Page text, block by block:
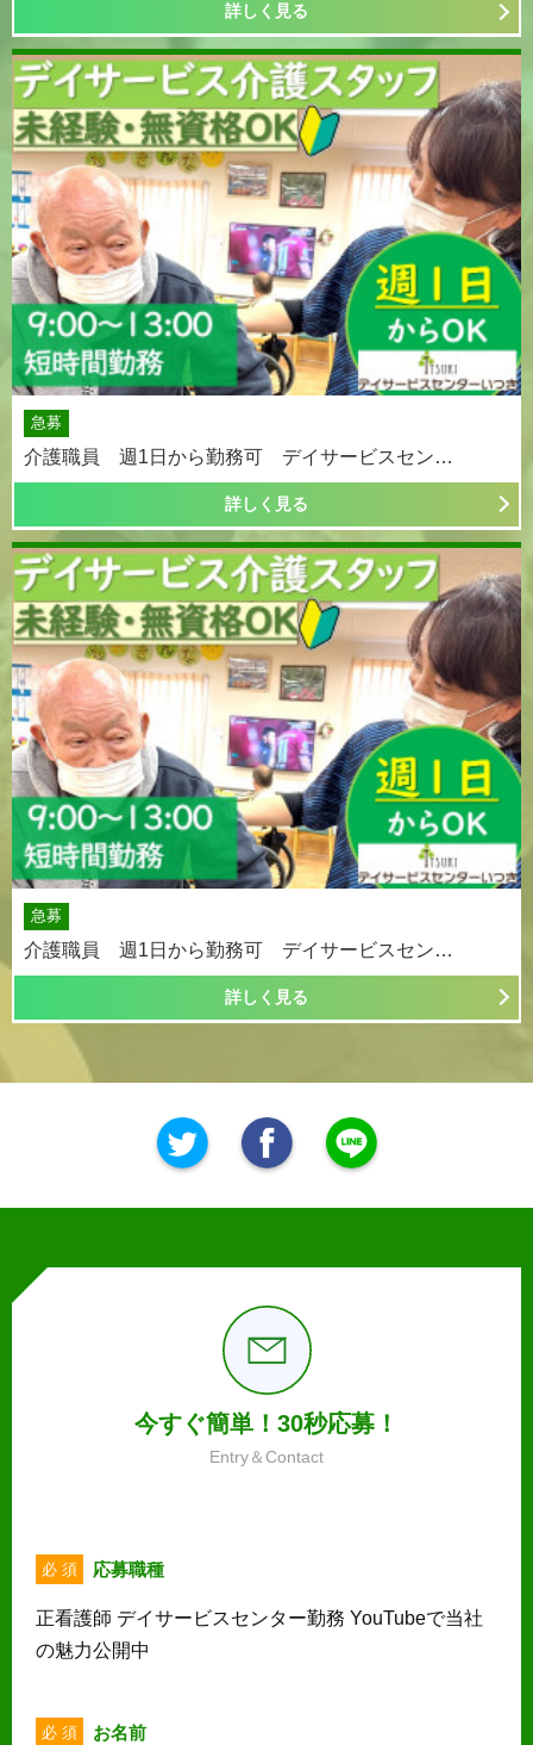
詳しく見る
急募
介護職員 週1日から勤務可 デイサービスセン…
詳しく見る
急募
介護職員 週1日から勤務可 デイサービスセン…
詳しく見る
今すぐ簡単！30秒応募！
Entry＆Contact
必 須 応募職種
正看護師 デイサービスセンター勤務 YouTubeで当社
の魅力公開中
必 須 お名前